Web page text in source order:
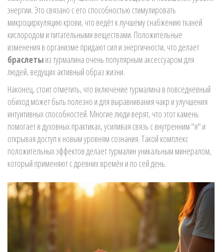
энергии. Это связано с его способностью стимулировать
микроциркуляцию крови, что ведёт к лучшему снабжению тканей
кислородом и питательными веществами. Положительные
изменения в организме придают сил и энергичности, что делает
браслетыиз турмалина очень популярным аксессуаром для
людей, ведущих активный образ жизни.
Наконец, стоит отметить, что включение турмалина в повседневный
обиход может быть полезно и для выравнивания чакр и улучшения
интуитивных способностей. Многие люди верят, что этот камень
помогает в духовных практиках, усиливая связь с внутренним "я" и
открывая доступ к новым уровням сознания. Такой комплекс
положительных эффектов делает турмалин уникальным минералом,
который применяют с древних времён и по сей день.